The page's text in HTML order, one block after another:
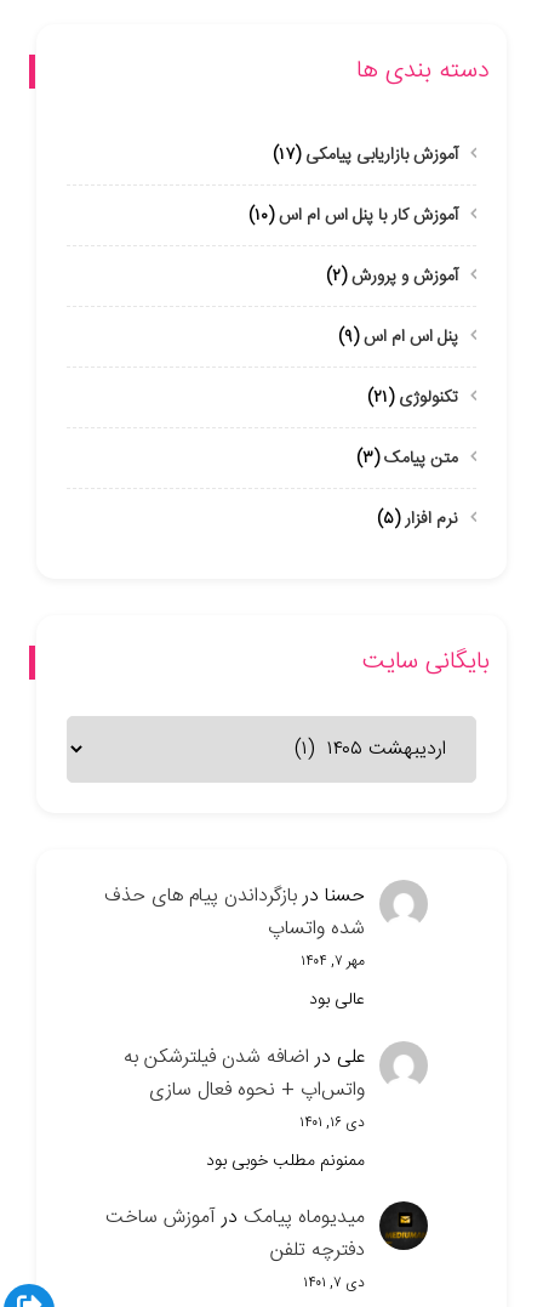
دسته بندی ها
آموزش بازاریابی پیامکی(۱۷)
آموزش کار با پنل اس ام اس(۱۰)
آموزش و پرورش(۲)
پنل اس ام اس(۹)
تکنولوژی(۲۱)
متن پیامک(۳)
نرم افزار(۵)
بایگانی سایت
سایت
حسنا دربازگرداندن پیام های حذف
شده واتساپ
مهر ۷, ۱۴۰۴
عالی بود
علی دراضافه شدن فیلترشکن به
واتس‌اپ + نحوه فعال سازی
دی ۱۶, ۱۴۰۱
ممنونم مطلب خوبی بود
میدیوماه پیامک درآموزش ساخت
دفترچه تلفن
دی ۷, ۱۴۰۱